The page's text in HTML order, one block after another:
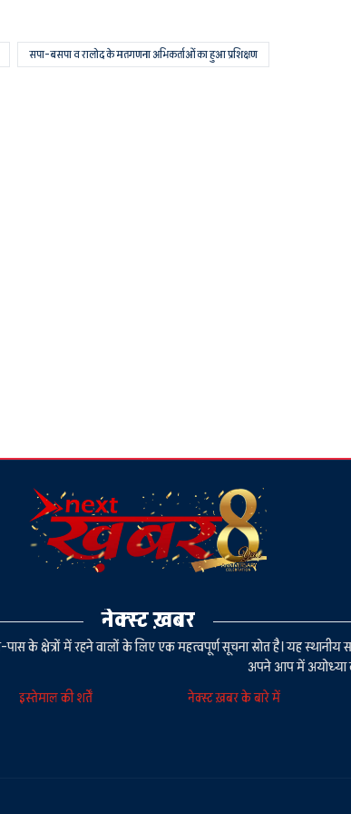
सपा-बसपा व रालोद के मतगणना अभिकर्ताओं का हुआ प्रशिक्षण
नेक्स्ट ख़बर
के क्षेत्रों में रहने वालों के लिए एक महत्वपूर्ण सूचना स्रोत है। यह स्थानीय
अपने आप में अयोध्या
इस्तेमाल की शर्तें नेक्स्ट ख़बर के बारे में